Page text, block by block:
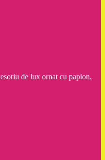
de lux ornat cu papion,